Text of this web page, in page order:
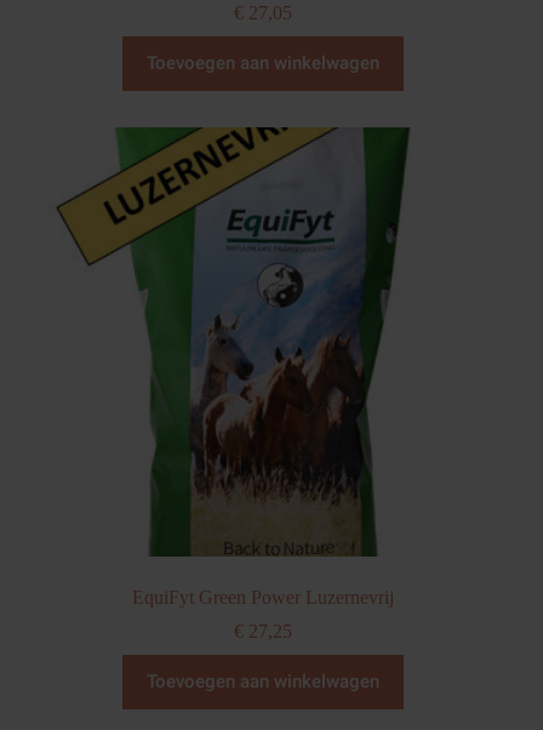
€ 27,05
Toevoegen aan winkelwagen
EquiFyt Green Power Luzernevrij
€ 27,25
Toevoegen aan winkelwagen